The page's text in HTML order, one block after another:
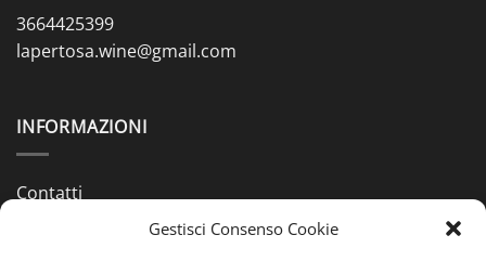
Gestisci Consenso Cookie
3664425399
lapertosa.wine@gmail.com
INFORMAZIONI
Contatti